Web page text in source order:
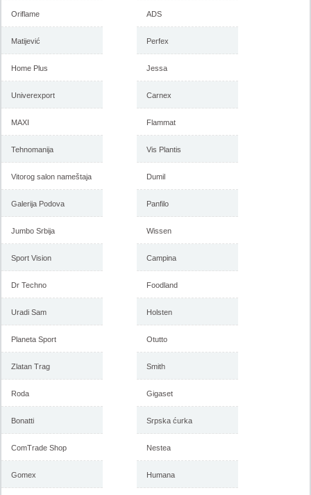
Oriflame
Matijević
Home Plus
Univerexport
MAXI
Tehnomanija
Vitorog salon nameštaja
Galerija Podova
Jumbo Srbija
Sport Vision
Dr Techno
Uradi Sam
Planeta Sport
Zlatan Trag
Roda
Bonatti
ComTrade Shop
Gomex
ADS
Perfex
Jessa
Carnex
Flammat
Vis Plantis
Dumil
Panfilo
Wissen
Campina
Foodland
Holsten
Otutto
Smith
Gigaset
Srpska ćurka
Nestea
Humana